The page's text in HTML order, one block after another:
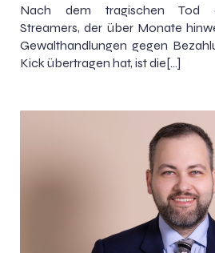
Nach dem tragischen Tod
Streamers, der über Monate
Gewalthandlungen gegen
Kick übertragen hat, ist die[…]